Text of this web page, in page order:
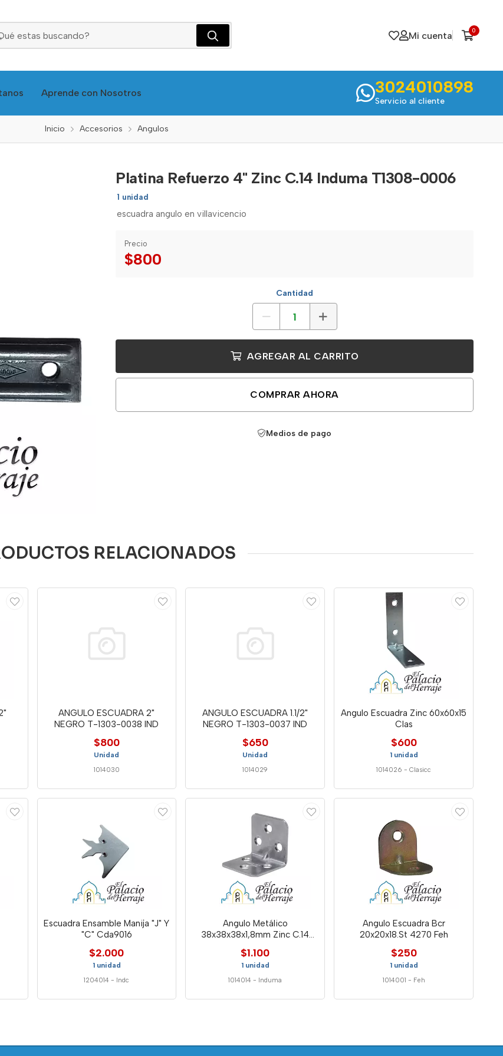
Mi cuenta 0
Aprende con Nosotros 3024010898
Servicio al cliente
Inicio Accesorios Angulos
Platina Refuerzo 4" Zinc C.14 Induma T1308-0006
1 unidad
escuadra angulo en villavicencio
Precio
$800
Cantidad
AGREGAR AL CARRITO
COMPRAR AHORA
Medios de pago
RELACIONADOS
ANGULO ESCUADRA 2"
NEGRO T-1303-0038 IND
$800
Unidad
1014030
ANGULO ESCUADRA 1.1/2"
NEGRO T-1303-0037 IND
$650
Unidad
1014029
Angulo Escuadra Zinc 60x60x15
Clas
$600
1 unidad
1014026 -Clasicc
Escuadra Ensamble Manija "J" Y
"C" Cda9016
$2.000
1 unidad
1204014 - Indc
Angulo Metálico
38x38x38x1,8mm Zinc C.14
Induma
$1.100
1 unidad
1014014 - Induma
Angulo Escuadra Bcr
20x20x18.St 4270 Feh
$250
1 unidad
1014001 - Feh